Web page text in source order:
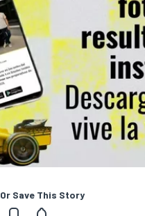
Save This Story